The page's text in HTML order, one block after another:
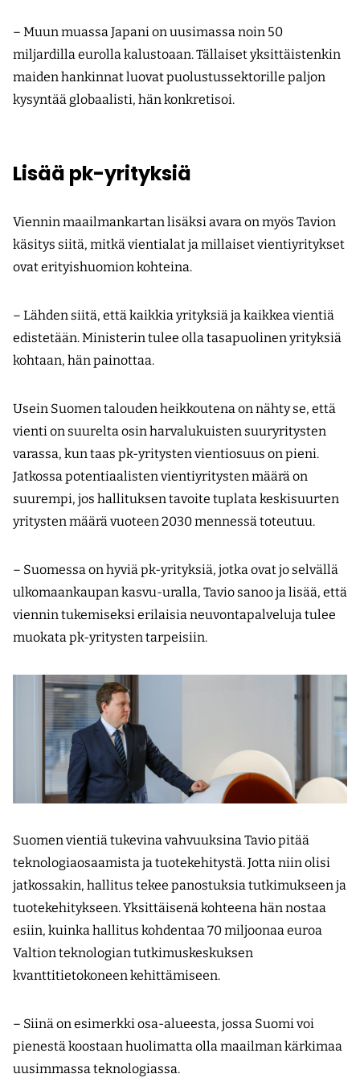
– Muun muassa Japani on uusimassa noin 50
miljardilla eurolla kalustoaan. Tällaiset yksittäistenkin
maiden hankinnat luovat puolustussektorille paljon
kysyntää globaalisti, hän konkretisoi.
Lisää pk-yrityksiä
Viennin maailmankartan lisäksi avara on myös Tavion
käsitys siitä, mitkä vientialat ja millaiset vientiyritykset
ovat erityishuomion kohteina.
– Lähden siitä, että kaikkia yrityksiä ja kaikkea vientiä
edistetään. Ministerin tulee olla tasapuolinen yrityksiä
kohtaan, hän painottaa.
Usein Suomen talouden heikkoutena on nähty se, että
vienti on suurelta osin harvalukuisten suuryritysten
varassa, kun taas pk-yritysten vientiosuus on pieni.
Jatkossa potentiaalisten vientiyritysten määrä on
suurempi, jos hallituksen tavoite tuplata keskisuurten
yritysten määrä vuoteen 2030 mennessä toteutuu.
– Suomessa on hyviä pk-yrityksiä, jotka ovat jo selvällä
ulkomaankaupan kasvu-uralla, Tavio sanoo ja lisää, että
viennin tukemiseksi erilaisia neuvontapalveluja tulee
muokata pk-yritysten tarpeisiin.
Suomen vientiä tukevina vahvuuksina Tavio pitää
teknologiaosaamista ja tuotekehitystä. Jotta niin olisi
jatkossakin, hallitus tekee panostuksia tutkimukseen ja
tuotekehitykseen. Yksittäisenä kohteena hän nostaa
esiin, kuinka hallitus kohdentaa 70 miljoonaa euroa
Valtion teknologian tutkimuskeskuksen
kvanttitietokoneen kehittämiseen.
– Siinä on esimerkki osa-alueesta, jossa Suomi voi
pienestä koostaan huolimatta olla maailman kärkimaa
uusimmassa teknologiassa.